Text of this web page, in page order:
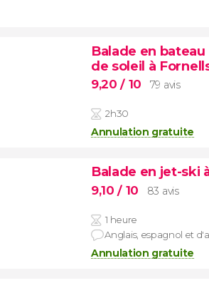
Balade en
de soleil à
9,20/ 10 79 avis
2h30
Annulation gratuite
Balade en jet-ski
9,10/ 10 83 avis
1 heure
Anglais, espagnol et
Annulation gratuite